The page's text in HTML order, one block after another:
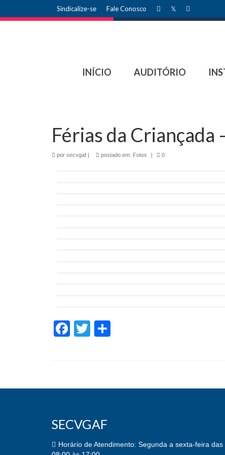
Sindicalize-se Fale Conosco
INÍCIO AUDITÓRIO
Férias da Criançada
por secvgaf | postado em: Fotos | 0
Facebook
Twitter
SECVGAF
Horário de Atendimento: Segunda a sexta-feira das